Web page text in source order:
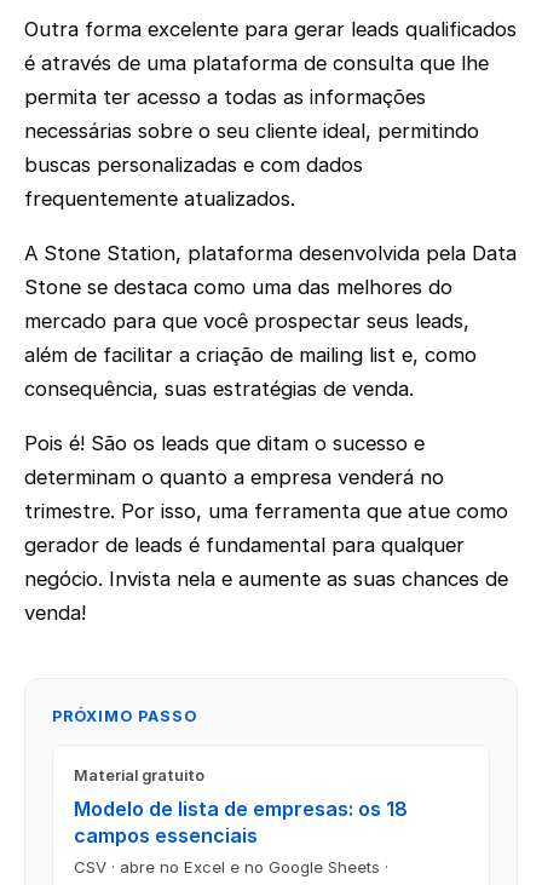
Outra forma excelente para gerar leads qualificados
é através de uma plataforma de consulta que lhe
permita ter acesso a todas as informações
necessárias sobre o seu cliente ideal, permitindo
buscas personalizadas e com dados
frequentemente atualizados.
A Stone Station, plataforma desenvolvida pela Data
Stone se destaca como uma das melhores do
mercado para que você prospectar seus leads,
além de facilitar a criação de mailing list e, como
consequência, suas estratégias de venda.
Pois é! São os leads que ditam o sucesso e
determinam o quanto a empresa venderá no
trimestre. Por isso, uma ferramenta que atue como
gerador de leads é fundamental para qualquer
negócio. Invista nela e aumente as suas chances de
venda!
PRÓXIMO PASSO
Material gratuito
Modelo de lista de empresas: os 18
campos essenciais
CSV · abre no Excel e no Google Sheets ·